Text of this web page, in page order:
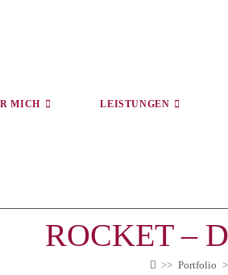
MICH LEISTUNGEN
ROCKET –
>> Portfolio